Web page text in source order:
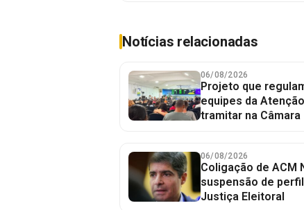
Notícias relacionadas
06/08/2026
Projeto que
equipes da
tramitar na Câmara
06/08/2026
Coligação de ACM
suspensão de
Justiça Eleitoral